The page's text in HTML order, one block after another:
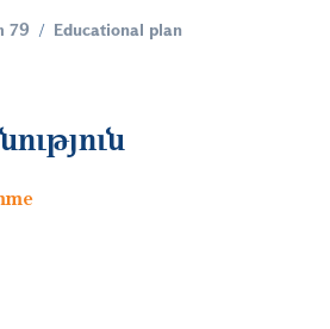
79 Educational plan